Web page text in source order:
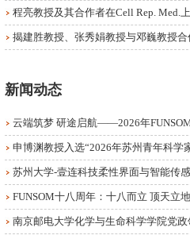
程亮教授及其合作者在Cell Rep. Med.
揭建胜教授、张秀娟教授与邓巍教授合
新闻动态
云端筑梦 研途启航——2026年
申博渊教授入选“2026年苏州青年科学
苏州大学-壹连科技柔性界面与智能传
FUNSOM十八周年：十八而立 顶天立地
南京邮电大学化学与生命科学学院党